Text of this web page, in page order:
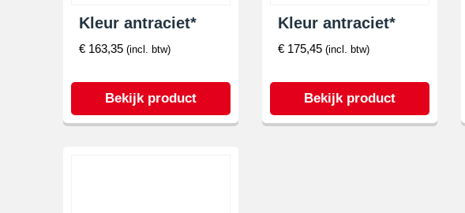
Kleur antraciet*
€ 163,35 (incl. btw)
Bekijk product
Kleur antraciet*
€ 175,45 (incl. btw)
Bekijk product